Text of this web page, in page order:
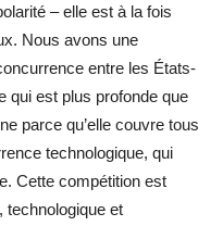
– elle est à la fois
Nous avons une
entre les États-
qui est plus profonde que
parce qu’elle couvre tous
technologique, qui
Cette compétition est
technologique et